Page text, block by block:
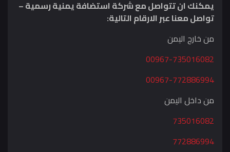
يمكنك ان تتواصل مع شركة استضافة يمنية رسمية –
تواصل معنا عبر الارقام التالية:
من خارج اليمن
00967-735016082
00967-772886994
من داخل اليمن
735016082
772886994